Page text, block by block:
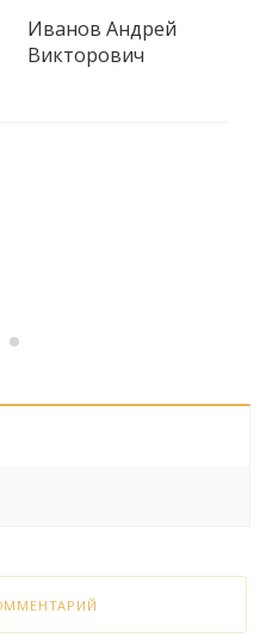
Иванов Андрей
Викторович